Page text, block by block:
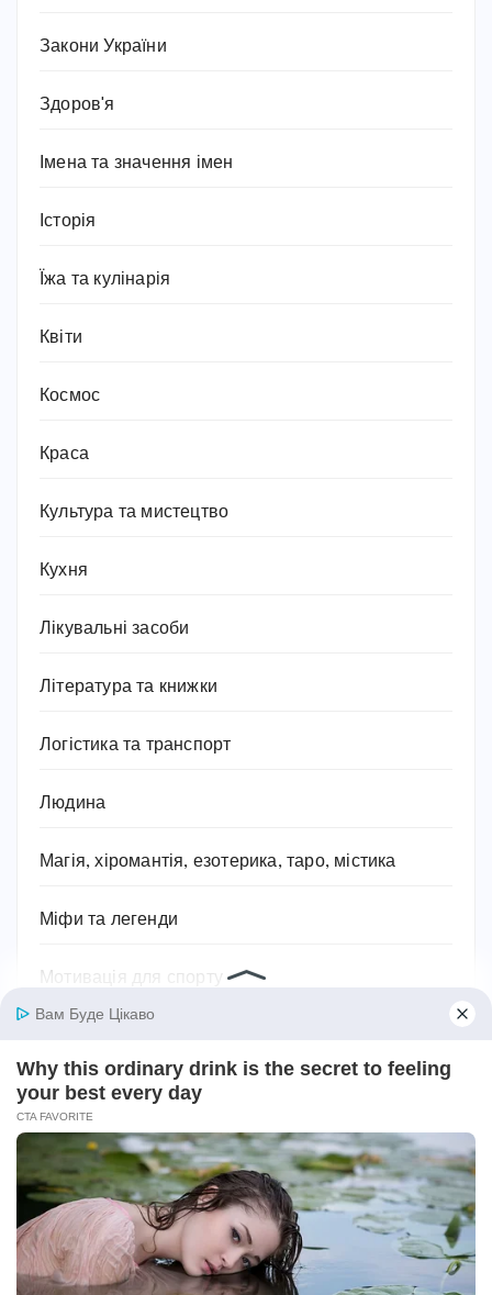
Закони України
Здоров'я
Імена та значення імен
Історія
Їжа та кулінарія
Квіти
Космос
Краса
Культура та мистецтво
Кухня
Лікувальні засоби
Література та книжки
Логістика та транспорт
Людина
Магія, хіромантія, езотерика, таро, містика
Міфи та легенди
Мотивація для спорту
Навчання
Напої
Наука та природа
Новини